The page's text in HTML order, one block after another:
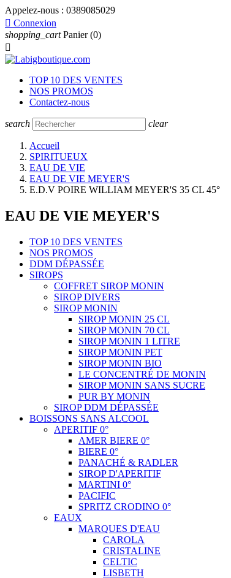
Appelez-nous : 0389085029
 Connexion
shopping_cart Panier (0)

TOP 10 DES VENTES
NOS PROMOS
Contactez-nous
search clear
Accueil
SPIRITUEUX
EAU DE VIE
EAU DE VIE MEYER'S
E.D.V POIRE WILLIAM MEYER'S 35 CL 45°
EAU DE VIE MEYER'S
TOP 10 DES VENTES
NOS PROMOS
DDM DÉPASSÉE
SIROPS
COFFRET SIROP MONIN
SIROP DIVERS
SIROP MONIN
SIROP MONIN 25 CL
SIROP MONIN 70 CL
SIROP MONIN 1 LITRE
SIROP MONIN PET
SIROP MONIN BIO
LE CONCENTRÉ DE MONIN
SIROP MONIN SANS SUCRE
PUR BY MONIN
SIROP DDM DÉPASSÉE
BOISSONS SANS ALCOOL
APERITIF 0°
AMER BIERE 0°
BIERE 0°
PANACHÉ & RADLER
SIROP D'APERITIF
MARTINI 0°
PACIFIC
SPRITZ CRODINO 0°
EAUX
MARQUES D'EAU
CAROLA
CRISTALINE
CELTIC
LISBETH